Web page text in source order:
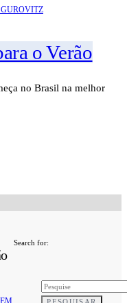
o Verão
no Brasil na melhor
Search for:
PESQUISAR